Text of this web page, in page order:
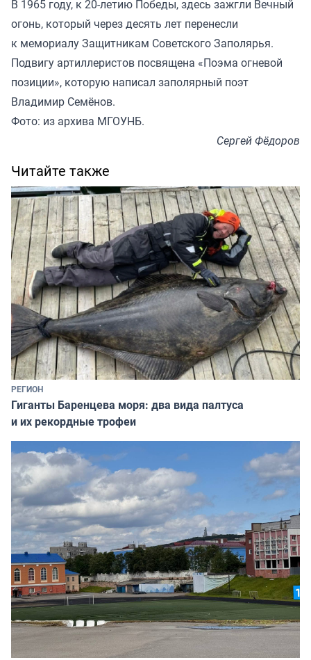
В 1965 году, к 20-летию Победы, здесь зажгли Вечный
огонь, который через десять лет перенесли
к мемориалу Защитникам Советского Заполярья.
Подвигу артиллеристов посвящена «Поэма огневой
позиции», которую написал заполярный поэт
Владимир Семёнов.
Фото: из архива МГОУНБ.
Сергей Фёдоров
Читайте также
РЕГИОН
Гиганты Баренцева моря: два вида палтуса
и их рекордные трофеи